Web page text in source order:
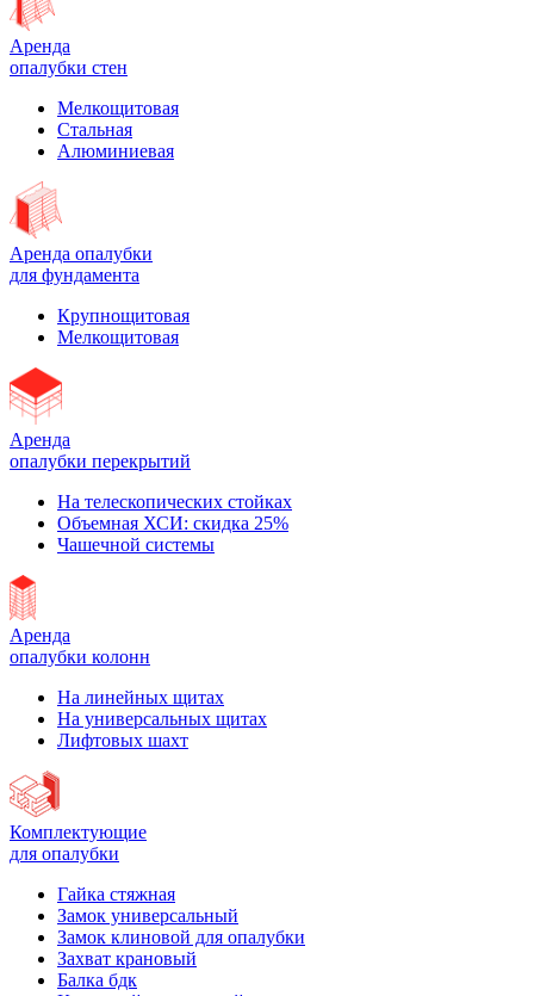
Аренда
опалубки стен
Мелкощитовая
Стальная
Алюминиевая
Аренда опалубки
для фундамента
Крупнощитовая
Мелкощитовая
Аренда
опалубки перекрытий
На телескопических стойках
Объемная ХСИ: скидка 25%
Чашечной системы
Аренда
опалубки колонн
На линейных щитах
На универсальных щитах
Лифтовых шахт
Комплектующие
для опалубки
Гайка стяжная
Замок универсальный
Замок клиновой для опалубки
Захват крановый
Балка бдк